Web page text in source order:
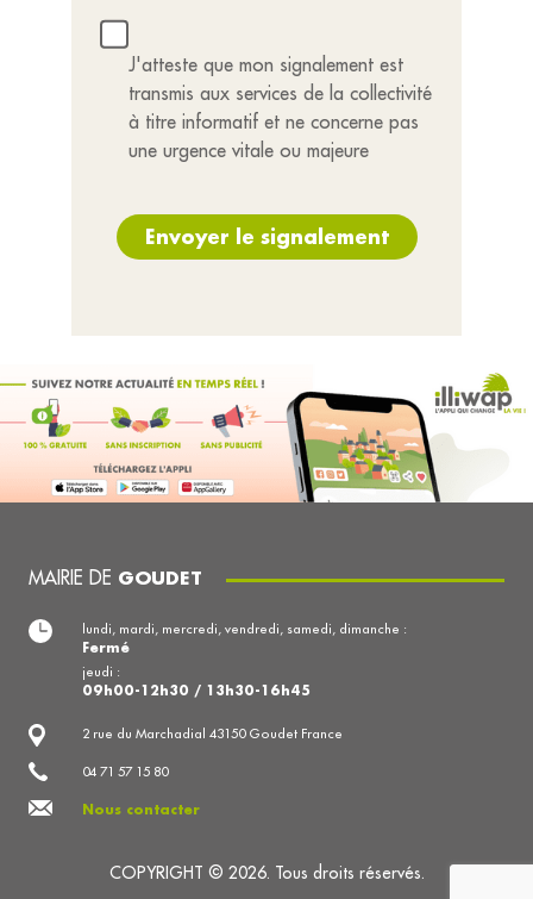
J'atteste que mon signalement est
transmis aux services de la collectivité
à titre informatif et ne concerne pas
une urgence vitale ou majeure
Envoyer le signalement
MAIRIE DE GOUDET
2 rue du Marchadial 43150 Goudet France
04 71 57 15 80
Nous contacter
lundi, mardi, mercredi, vendredi, samedi, dimanche :
Fermé
jeudi :
09h00-12h30 / 13h30-16h45
COPYRIGHT © 2026. Tous droits réservés.